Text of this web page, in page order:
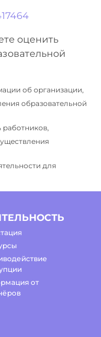
оценить
об организации,
образовательной
работников,
для
от